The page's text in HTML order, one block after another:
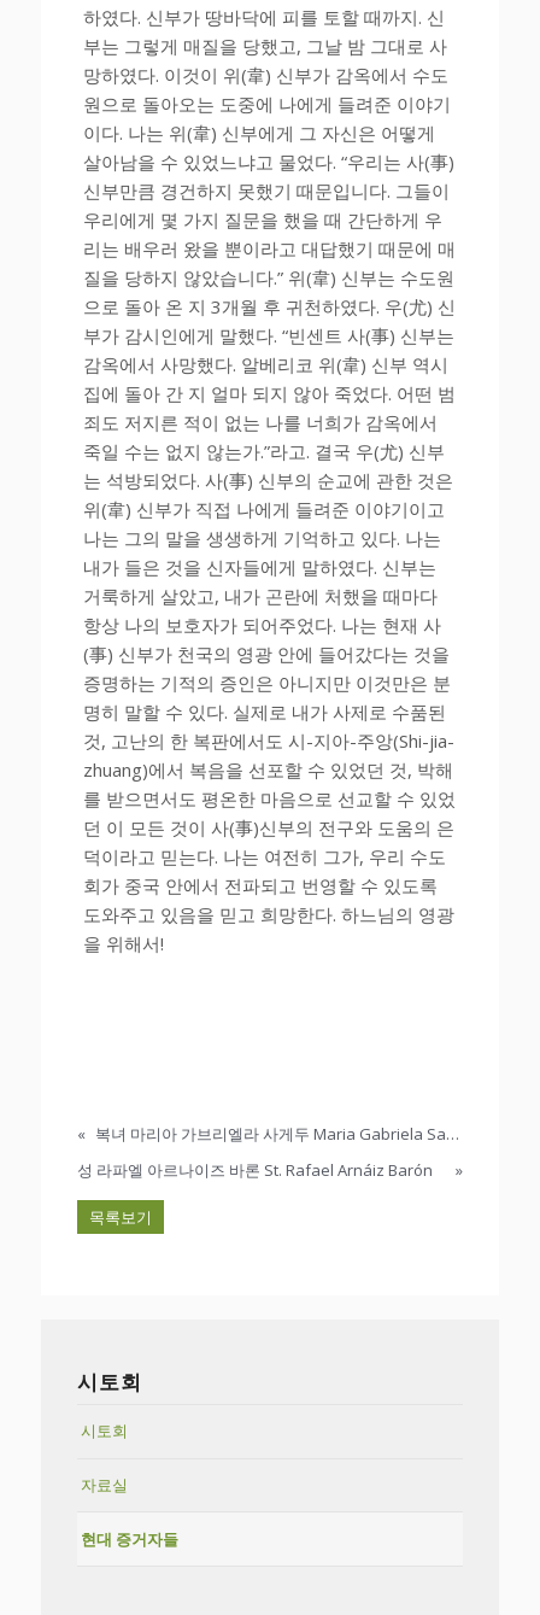
하였다. 신부가 땅바닥에 피를 토할 때까지. 신
부는 그렇게 매질을 당했고, 그날 밤 그대로 사
망하였다. 이것이 위(韋) 신부가 감옥에서 수도
원으로 돌아오는 도중에 나에게 들려준 이야기
이다. 나는 위(韋) 신부에게 그 자신은 어떻게
살아남을 수 있었느냐고 물었다. “우리는 사(事)
신부만큼 경건하지 못했기 때문입니다. 그들이
우리에게 몇 가지 질문을 했을 때 간단하게 우
리는 배우러 왔을 뿐이라고 대답했기 때문에 매
질을 당하지 않았습니다.” 위(韋) 신부는 수도원
으로 돌아 온 지 3개월 후 귀천하였다. 우(尤) 신
부가 감시인에게 말했다. “빈센트 사(事) 신부는
감옥에서 사망했다. 알베리코 위(韋) 신부 역시
집에 돌아 간 지 얼마 되지 않아 죽었다. 어떤 범
죄도 저지른 적이 없는 나를 너희가 감옥에서
죽일 수는 없지 않는가.”라고. 결국 우(尤) 신부
는 석방되었다. 사(事) 신부의 순교에 관한 것은
위(韋) 신부가 직접 나에게 들려준 이야기이고
나는 그의 말을 생생하게 기억하고 있다. 나는
내가 들은 것을 신자들에게 말하였다. 신부는
거룩하게 살았고, 내가 곤란에 처했을 때마다
항상 나의 보호자가 되어주었다. 나는 현재 사
(事) 신부가 천국의 영광 안에 들어갔다는 것을
증명하는 기적의 증인은 아니지만 이것만은 분
명히 말할 수 있다. 실제로 내가 사제로 수품된
것, 고난의 한 복판에서도 시-지아-주앙(Shi-jia-
zhuang)에서 복음을 선포할 수 있었던 것, 박해
를 받으면서도 평온한 마음으로 선교할 수 있었
던 이 모든 것이 사(事)신부의 전구와 도움의 은
덕이라고 믿는다. 나는 여전히 그가, 우리 수도
회가 중국 안에서 전파되고 번영할 수 있도록
도와주고 있음을 믿고 희망한다. 하느님의 영광
을 위해서!
«
복녀 마리아 가브리엘라 사게두 Maria Gabriela Sagheddu
성 라파엘 아르나이즈 바론 St. Rafael Arnáiz Barón
»
목록보기
시토회
시토회
자료실
현대 증거자들